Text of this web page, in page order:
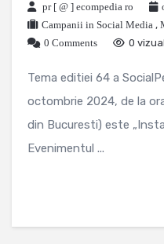
pr [ @ ] ecompedia ro
Campanii in Social Media ,
0 Comments
0
Tema editiei 64 a
octombrie 2024, de la
din Bucuresti) este
Evenimentul ...